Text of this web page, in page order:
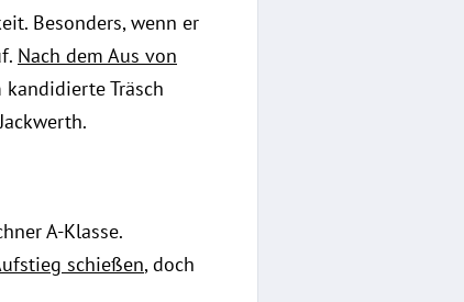
Besonders, wenn er
Nach dem Aus von
Träsch
A-Klasse.
schießen, doch